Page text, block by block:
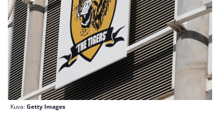
Kuva:Getty Images